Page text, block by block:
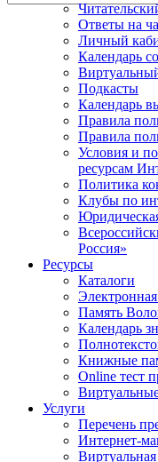
Ответы на
Личный
Календарь
Подкасты
Календарь
Правила
Правила
Условия и
ресурсам
Политика
Клубы по
Россия»
Ресурсы
Каталоги
Память
Календарь
Книжные
Online тест
Услуги
Перечень
Интернет-